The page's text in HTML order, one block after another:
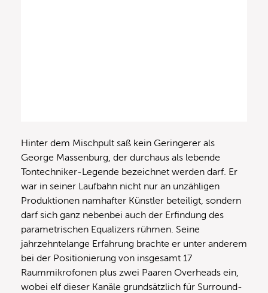
Hinter dem Mischpult saß kein Geringerer als
George Massenburg, der durchaus als lebende
Tontechniker-Legende bezeichnet werden darf. Er
war in seiner Laufbahn nicht nur an unzähligen
Produktionen namhafter Künstler beteiligt, sondern
darf sich ganz nebenbei auch der Erfindung des
parametrischen Equalizers rühmen. Seine
jahrzehntelange Erfahrung brachte er unter anderem
bei der Positionierung von insgesamt 17
Raummikrofonen plus zwei Paaren Overheads ein,
wobei elf dieser Kanäle grundsätzlich für Surround-